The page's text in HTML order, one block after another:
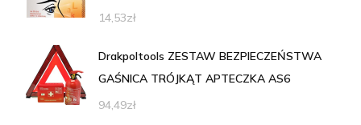
14,53zł
Drakpoltools ZESTAW BEZPIECZEŃSTWA
GAŚNICA TRÓJKĄT APTECZKA AS6
94,49zł